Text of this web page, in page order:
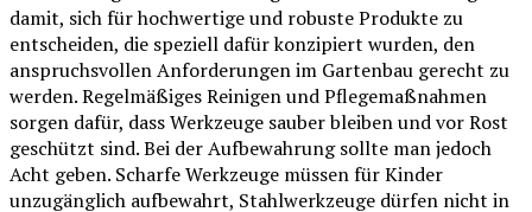
damit, sich für hochwertige und robuste Produkte zu
entscheiden, die speziell dafür konzipiert wurden, den
anspruchsvollen Anforderungen im Gartenbau gerecht zu
werden. Regelmäßiges Reinigen und Pflegemaßnahmen
sorgen dafür, dass Werkzeuge sauber bleiben und vor Rost
geschützt sind. Bei der Aufbewahrung sollte man jedoch
Acht geben. Scharfe Werkzeuge müssen für Kinder
unzugänglich aufbewahrt, Stahlwerkzeuge dürfen nicht in